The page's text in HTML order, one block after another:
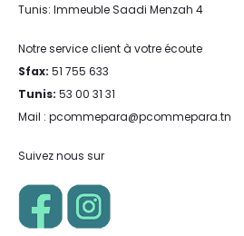
Tunis: Immeuble Saadi Menzah 4
Notre service client à votre écoute
Sfax: 51 755 633
Tunis: 53 00 31 31
Mail : pcommepara@pcommepara.tn
Suivez nous sur